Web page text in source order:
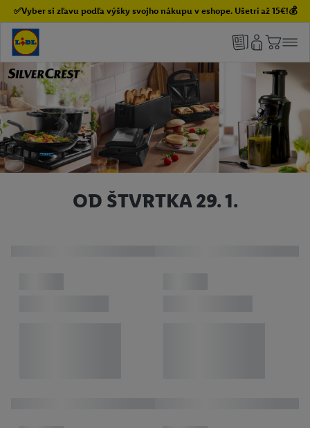
✅Vyber si zľavu podľa výšky svojho nákupu v eshope. Ušetri až 15€!💰
OD ŠTVRTKA 29. 1.